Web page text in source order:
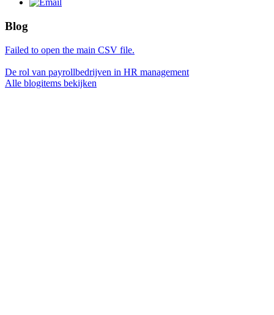
Blog
Failed to open the main CSV file.
De rol van payrollbedrijven in HR management
Alle blogitems bekijken